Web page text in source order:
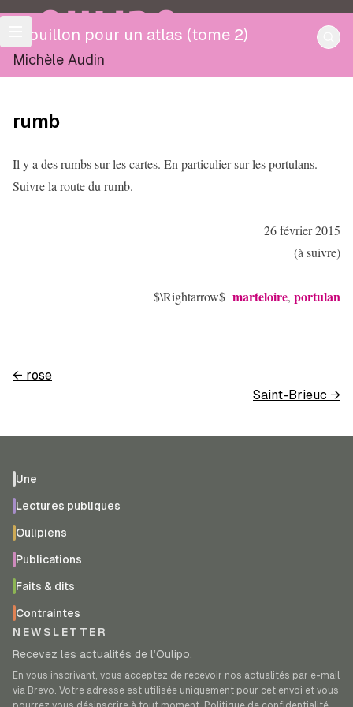
OULIPO
Brouillon pour un atlas (tome 2)
Michèle Audin
rumb
Il y a des rumbs sur les cartes. En particulier sur les portulans.
Suivre la route du rumb.
26 février 2015
(à suivre)
$\Rightarrow$ marteloire, portulan
← rose
Saint-Brieuc →
Une
Lectures publiques
Oulipiens
Publications
Faits & dits
Contraintes
NEWSLETTER
Recevez les actualités de l’Oulipo.
En vous inscrivant, vous acceptez de recevoir nos actualités par e-mail
via Brevo. Votre adresse est utilisée uniquement pour cet envoi et vous